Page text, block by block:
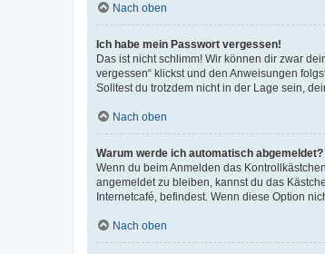
Nach oben
Ich habe mein Passwort vergessen!
Das ist nicht schlimm! Wir können dir zwar
vergessen“ klickst und den Anweisungen
Solltest du trotzdem nicht in der Lage sein,
Nach oben
Warum werde ich automatisch abgemeldet?
Wenn du beim Anmelden das
angemeldet zu bleiben, kannst du das
Internetcafé, befindest. Wenn diese Option
Nach oben